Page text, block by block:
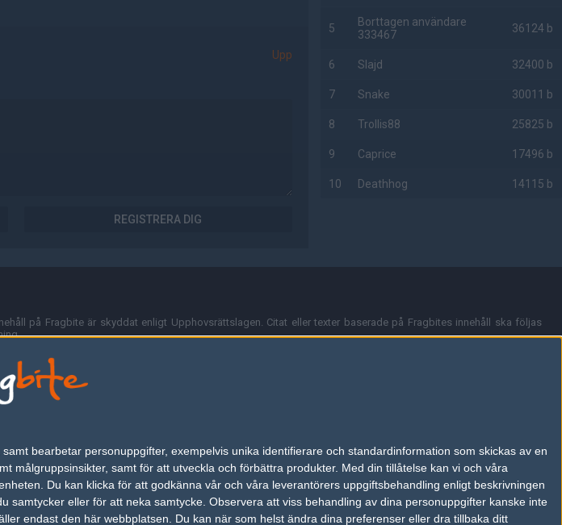
bearbetar personuppgifter, exempelvis unika identifierare och standardinformation som skickas av en
målgruppsinsikter, samt för att utveckla och förbättra produkter. Med din tillåtelse kan vi och våra
Du kan klicka för att godkänna vår och våra leverantörers uppgiftsbehandling enligt beskrivningen
samtycker eller för att neka samtycke. Observera att viss behandling av dina personuppgifter kanske inte
endast den här webbplatsen. Du kan när som helst ändra dina preferenser eller dra tillbaka ditt
Upp
REGISTRERA DIG
5
Borttagen användare
333467
36124 b
6 Slajd 32400 b
7 Snake 30011 b
8 Trollis88 25825 b
9 Caprice 17496 b
10 Deathhog 14115 b
på Fragbite är skyddat enligt Upphovsrättslagen. Citat eller texter baserade på Fragbites innehåll ska följas
representerar varje enskild skribent och överensstämmer inte nödvändigtvis med Fragbites åsikter.
av Fredric Bohlin. För frågor rörande sajten kan du skicka iväg ett email till
för att spara användarspecifik information så som t.ex. användarnamn. Cookies sparas även när man deltar i
statistik. För att slippa cookies kan du stänga av cookies i din webbläsares inställningar eller välja att inte
finns här på grund av lagen om elektronisk kommunikation som trädde i kraft 25 juli 2003.